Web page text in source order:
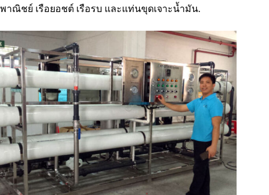
พาณิชย์ เรือยอชต์ เรือรบ และแท่นขุดเจาะน้ำมัน.